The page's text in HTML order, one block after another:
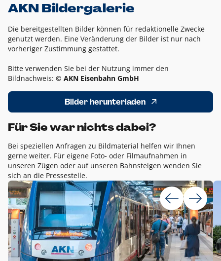
AKN Bildergalerie
Die bereitgestellten Bilder können für redaktionelle Zwecke
genutzt werden. Eine Veränderung der Bilder ist nur nach
vorheriger Zustimmung gestattet.
Bitte verwenden Sie bei der Nutzung immer den
Bildnachweis: © AKN Eisenbahn GmbH
Bilder herunterladen
Für Sie war nichts dabei?
Bei speziellen Anfragen zu Bildmaterial helfen wir Ihnen
gerne weiter. Für eigene Foto- oder Filmaufnahmen in
unseren Zügen oder auf unseren Bahnsteigen wenden Sie
sich an die Pressestelle.